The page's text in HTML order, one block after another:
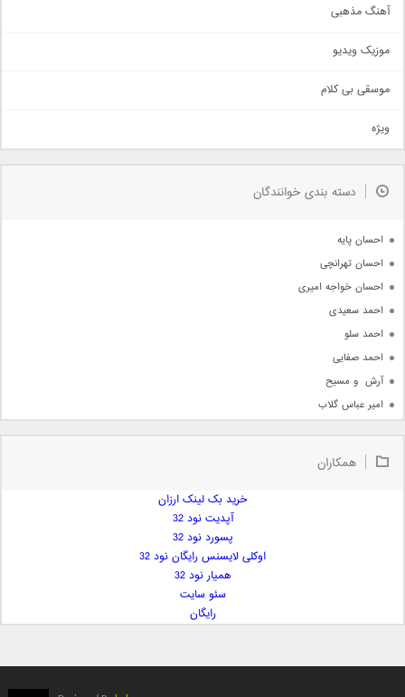
حماسی
سنتی
اهنگ بندرعباسی
دمو
مذهبی
جدیدترین ها
آهنگ مذهبی
موزیک ویدیو
موسقی بی کلام
ویژه
دسته بندی خوانندگان
احسان پایه
احسان تهرانچی
احسان خواجه امیری
احمد سعیدی
احمد سلو
احمد صفایی
آرش  و مسیح
امیر عباس گلاب
امیر علی
ایمان فلاح
همکاران
خرید بک لینک ارزان
آپدیت نود 32
پسورد نود 32
اوکلی لایسنس رایگان نود 32
همیار نود 32
سئو سایت
رایگان